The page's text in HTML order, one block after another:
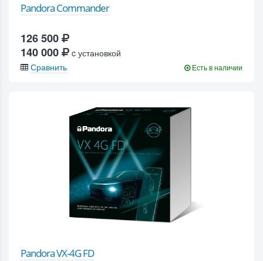
Pandora Commander
126 500
140 000
c установкой
Сравнить
Есть в наличии
Pandora VX-4G FD